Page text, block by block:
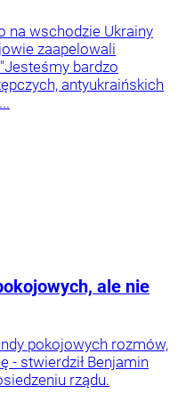
na wschodzie Ukrainy
zaapelowali
bardzo
antyukraińskich
ale nie
pokojowych rozmów,
- stwierdził Benjamin
rządu.